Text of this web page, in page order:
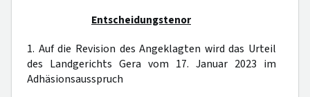
Entscheidungstenor
1. Auf die Revision des Angeklagten wird das Urteil
des Landgerichts Gera vom 17. Januar 2023 im
Adhäsionsausspruch